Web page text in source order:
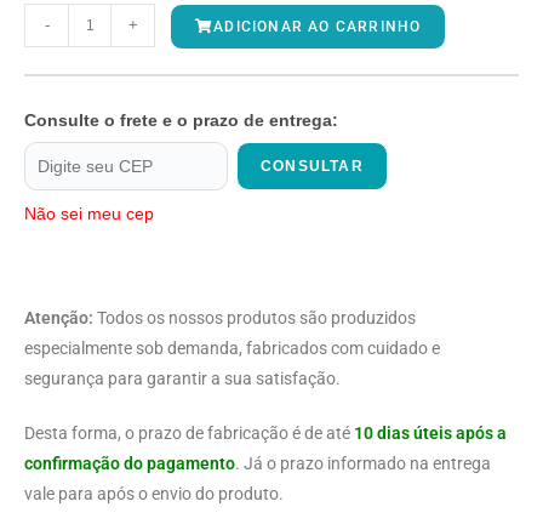
- + ADICIONAR AO CARRINHO
Consulte o frete e o prazo de entrega:
CONSULTAR
Não sei meu cep
Atenção: Todos os nossos produtos são produzidos
especialmente sob demanda, fabricados com cuidado e
segurança para garantir a sua satisfação.
Desta forma, o prazo de fabricação é de até 10 dias úteis após a
confirmação do pagamento. Já o prazo informado na entrega
vale para após o envio do produto.